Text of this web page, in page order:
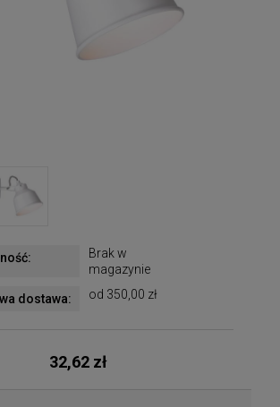
Brak w
magazynie
dostawa: od 350,00 zł
32,62 zł